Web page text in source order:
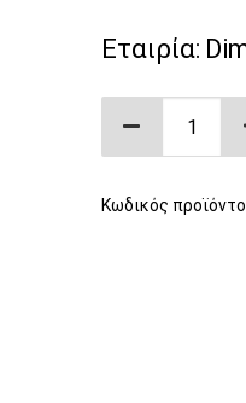
Εταιρία:
Vegan
Κωδικός